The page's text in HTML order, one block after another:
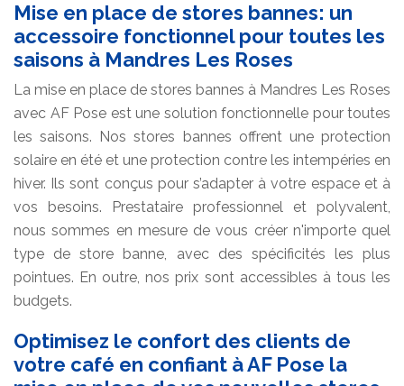
Mise en place de stores bannes: un
accessoire fonctionnel pour toutes les
saisons à Mandres Les Roses
La mise en place de stores bannes à Mandres Les Roses
avec AF Pose est une solution fonctionnelle pour toutes
les saisons. Nos stores bannes offrent une protection
solaire en été et une protection contre les intempéries en
hiver. Ils sont conçus pour s’adapter à votre espace et à
vos besoins. Prestataire professionnel et polyvalent,
nous sommes en mesure de vous créer n'importe quel
type de store banne, avec des spécificités les plus
pointues. En outre, nos prix sont accessibles à tous les
budgets.
Optimisez le confort des clients de
votre café en confiant à AF Pose la